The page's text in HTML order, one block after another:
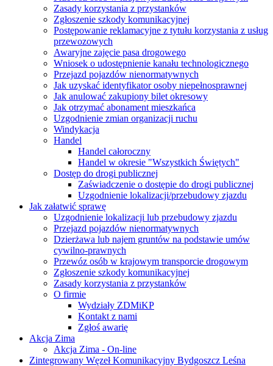
Zasady korzystania z przystanków
Zgłoszenie szkody komunikacyjnej
Postępowanie reklamacyjne z tytułu korzystania z usług
przewozowych
Awaryjne zajęcie pasa drogowego
Wniosek o udostępnienie kanału technologicznego
Przejazd pojazdów nienormatywnych
Jak uzyskać identyfikator osoby niepełnosprawnej
Jak anulować zakupiony bilet okresowy
Jak otrzymać abonament mieszkańca
Uzgodnienie zmian organizacji ruchu
Windykacja
Handel
Handel całoroczny
Handel w okresie "Wszystkich Świętych"
Dostęp do drogi publicznej
Zaświadczenie o dostępie do drogi publicznej
Uzgodnienie lokalizacji/przebudowy zjazdu
Jak załatwić sprawę
Uzgodnienie lokalizacji lub przebudowy zjazdu
Przejazd pojazdów nienormatywnych
Dzierżawa lub najem gruntów na podstawie umów
cywilno-prawnych
Przewóz osób w krajowym transporcie drogowym
Zgłoszenie szkody komunikacyjnej
Zasady korzystania z przystanków
O firmie
Wydziały ZDMiKP
Kontakt z nami
Zgłoś awarię
Akcja Zima
Akcja Zima - On-line
Zintegrowany Węzeł Komunikacyjny Bydgoszcz Leśna